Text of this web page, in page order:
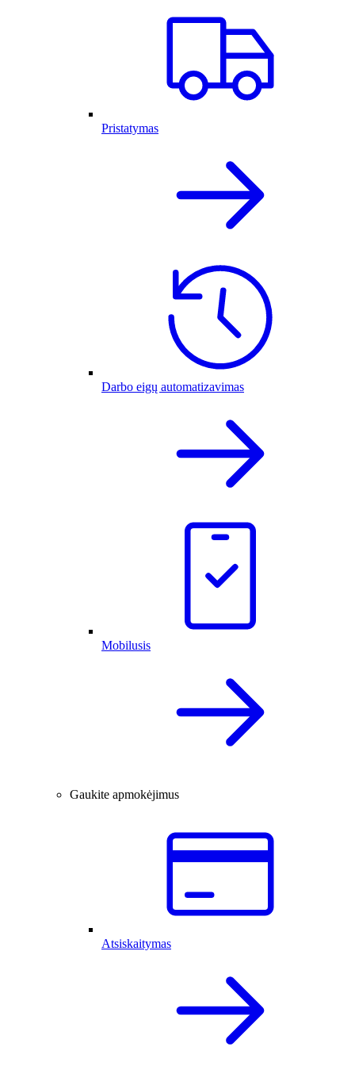
Pristatymas
Darbo eigų automatizavimas
Mobilusis
Gaukite apmokėjimus
Atsiskaitymas